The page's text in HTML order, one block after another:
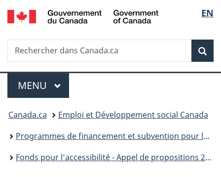
Passer
au
principal
Passer
à
Fonds
l’accessibilité
propositions
2026
Passer
à
Au
du
Passer
à
version
simplifiée
de
la
EN
Recherche
Rechercher
dans
Menu
MENU PRINCIPAL
Vous
êtes
ici :
Canada.ca
Emploi et Développement social Canada
Programmes de financement et subvention pour les projets d’emplois, de formation et de développement social
Fonds pour l’accessibilité - Appel de propositions 2026